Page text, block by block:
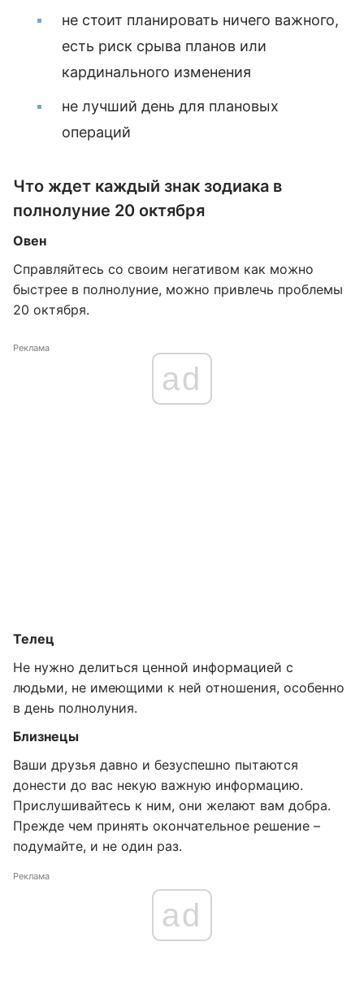
не стоит планировать ничего важного,
есть риск срыва планов или
кардинального изменения
не лучший день для плановых
операций
Что ждет каждый знак зодиака в
полнолуние 20 октября
Овен
Справляйтесь со своим негативом как можно
быстрее в полнолуние, можно привлечь проблемы
20 октября.
Реклама
ad
Телец
Не нужно делиться ценной информацией с
людьми, не имеющими к ней отношения, особенно
в день полнолуния.
Близнецы
Ваши друзья давно и безуспешно пытаются
донести до вас некую важную информацию.
Прислушивайтесь к ним, они желают вам добра.
Прежде чем принять окончательное решение –
подумайте, и не один раз.
Реклама
ad